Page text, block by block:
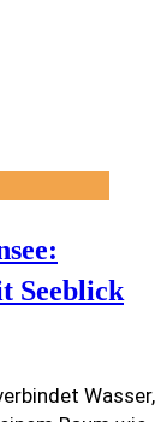
Seeblick
Wasser,